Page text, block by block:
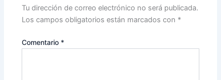
Tu dirección de correo electrónico no será publicada.
Los campos obligatorios están marcados con *
Comentario *